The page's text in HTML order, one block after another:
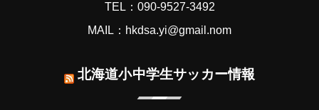
TEL：090-9527-3492
MAIL：hkdsa.yi@gmail.nom
北海道小中学生サッカー情報